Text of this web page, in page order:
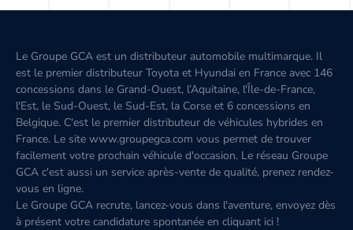
Le Groupe GCA est un distributeur automobile multimarque. Il
est le premier distributeur Toyota et Hyundai en France avec 146
concessions dans le Grand-Ouest, l’Aquitaine, l'Île-de-France,
l'Est, le Sud-Ouest, le Sud-Est, la Corse et 6 concessions en
Belgique. C'est le premier distributeur de véhicules hybrides en
France. Le site www.groupegca.com vous permet de trouver
facilement votre prochain véhicule d'occasion. Le réseau Groupe
GCA c'est aussi un service après-vente de qualité, prenez rendez-
vous en ligne.
Le Groupe GCA recrute, lancez-vous dans l'aventure, envoyez dès
à présent votre candidature spontanée en cliquant ici !